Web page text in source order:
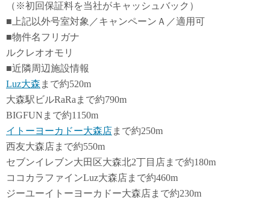
（※初回保証料を当社がキャッシュバック）
■上記以外号室対象／キャンペーンＡ／適用可
■物件名フリガナ
ルクレオオモリ
■近隣周辺施設情報
Luz大森 まで約520m
大森駅ビルRaRaまで約790m
BIGFUNまで約1150m
イトーヨーカドー大森店まで約250m
西友大森店まで約550m
セブンイレブン大田区大森北2丁目店まで約180m
ココカラファインLuz大森店まで約460m
ジーユーイトーヨーカドー大森店まで約230m